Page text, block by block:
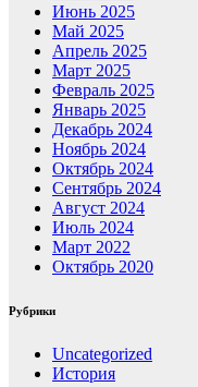
Июнь 2025
Май 2025
Апрель 2025
Март 2025
Февраль 2025
Январь 2025
Декабрь 2024
Ноябрь 2024
Октябрь 2024
Сентябрь 2024
Август 2024
Июль 2024
Март 2022
Октябрь 2020
Рубрики
Uncategorized
История